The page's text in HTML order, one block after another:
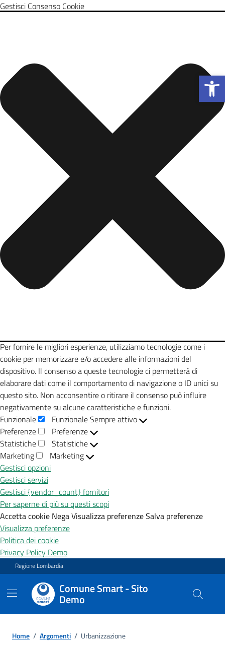
Apri la
Gestisci Consenso Cookie
Per fornire le migliori esperienze, utilizziamo tecnologie come i
cookie per memorizzare e/o accedere alle informazioni del
dispositivo. Il consenso a queste tecnologie ci permetterà di
elaborare dati come il comportamento di navigazione o ID unici su
questo sito. Non acconsentire o ritirare il consenso può influire
negativamente su alcune caratteristiche e funzioni.
Funzionale
FunzionaleSempre attivo
Preferenze
Preferenze
Statistiche
Statistiche
Marketing
Marketing
Gestisci opzioni
Gestisci servizi
Gestisci {vendor_count} fornitori
Per saperne di più su questi scopi
Accetta cookie NegaVisualizza preferenzeSalva preferenze
Visualizza preferenze
Politica dei cookie
Privacy Policy Demo
Vai ai contenuti
Vai al footer
Regione Lombardia
Comune Smart - Sito
Demo
Home / Argomenti / Urbanizzazione